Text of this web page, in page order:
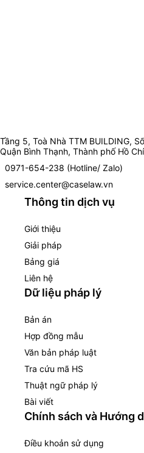
Tầng 5, Toà Nhà TTM BUILDING,
Quận Bình Thạnh, Thành phố Hồ
0971-654-238 (Hotline/ Zalo)
service.center@caselaw.vn
Thông tin dịch vụ
Giới thiệu
Giải pháp
Bảng giá
Liên hệ
Dữ liệu pháp lý
Bản án
Hợp đồng mẫu
Văn bản pháp luật
Tra cứu mã HS
Thuật ngữ pháp lý
Bài viết
Chính sách và Hướng
Điều khoản sử dụng